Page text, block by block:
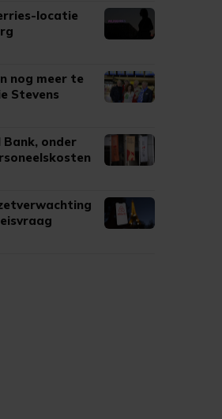
locatie
nog meer te
Stevens
Bank, onder